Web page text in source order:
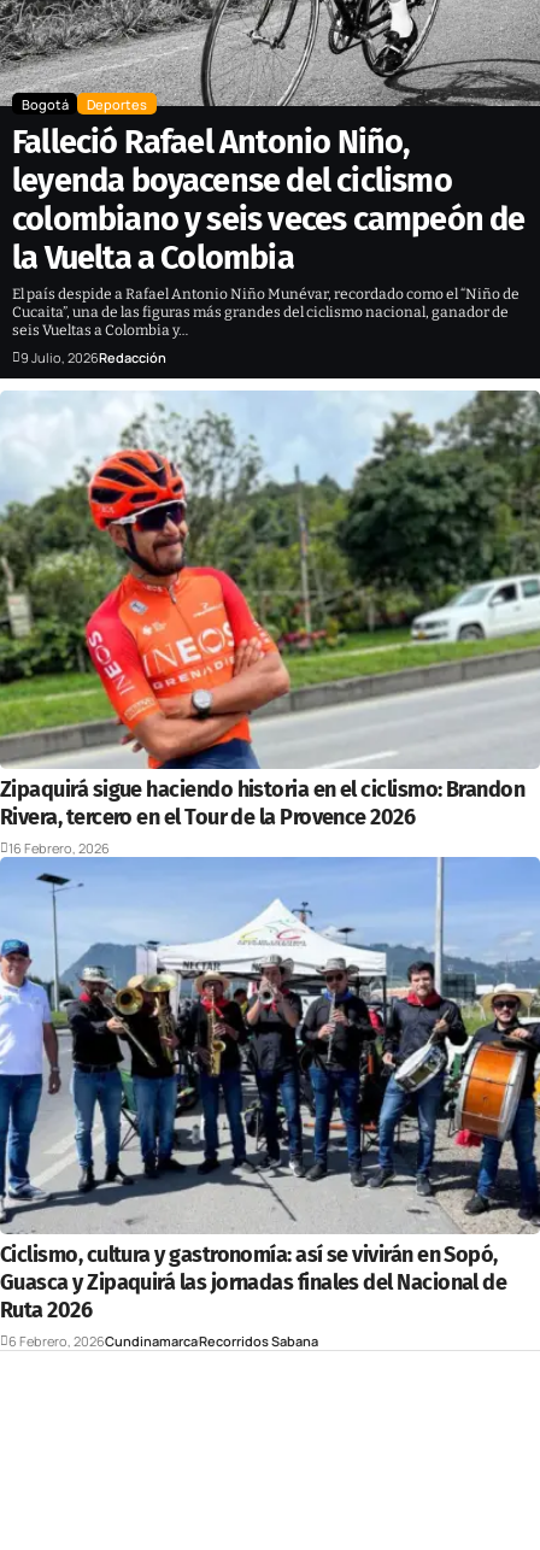
Bogotá Deportes
Falleció Rafael Antonio Niño,
leyenda boyacense del ciclismo
colombiano y seis veces campeón de
la Vuelta a Colombia
El país despide a Rafael Antonio Niño Munévar, recordado como el “Niño de
Cucaita”, una de las figuras más grandes del ciclismo nacional, ganador de
seis Vueltas a Colombia y…
9 Julio, 2026Redacción
Zipaquirá sigue haciendo historia en el ciclismo: Brandon
Rivera, tercero en el Tour de la Provence 2026
16 Febrero, 2026
Ciclismo, cultura y gastronomía: así se vivirán en Sopó,
Guasca y Zipaquirá las jornadas finales del Nacional de
Ruta 2026
6 Febrero, 2026CundinamarcaRecorridos Sabana